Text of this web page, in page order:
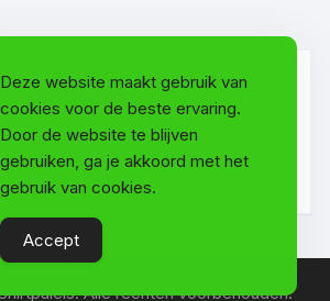
selecteren
Alle rechten voorbehouden.
Deze website maakt gebruik van
cookies voor de beste ervaring.
Door de website te blijven
gebruiken, ga je akkoord met het
gebruik van cookies.
Accept